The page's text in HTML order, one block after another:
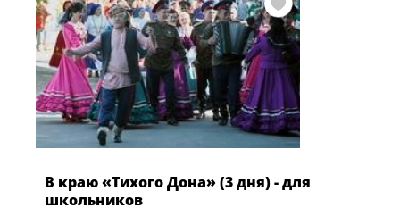
В краю «Тихого Дона» (3 дня) - для
школьников